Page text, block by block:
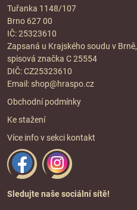
Tuřanka 1148/107
Brno 627 00
IČ: 25323610
Zapsaná u Krajského soudu v Brně,
spisová značka C 25554
DIČ: CZ25323610
Email: shop@hraspo.cz
Obchodní podmínky
Ke stažení
Více info v sekci kontakt
Sledujte naše sociální sítě!